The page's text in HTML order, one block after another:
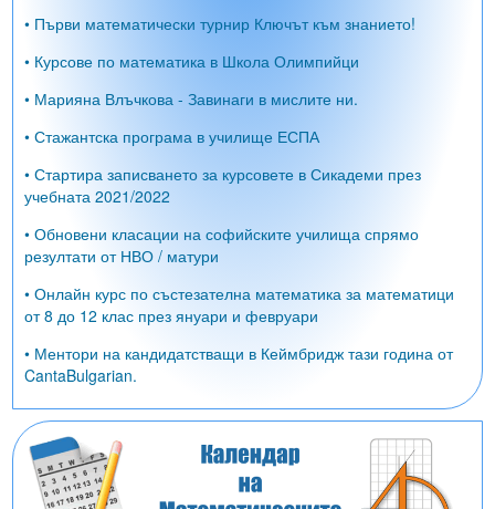
• Първи математически турнир Ключът към знанието!
• Курсове по математика в Школа Олимпийци
• Марияна Влъчкова - Завинаги в мислите ни.
• Стажантска програма в училище ЕСПА
• Стартира записването за курсовете в Сикадеми през
учебната 2021/2022
• Обновени класации на софийските училища спрямо
резултати от НВО / матури
• Онлайн курс по състезателна математика за математици
от 8 до 12 клас през януари и февруари
• Ментори на кандидатстващи в Кеймбридж тази година от
CantaBulgarian.